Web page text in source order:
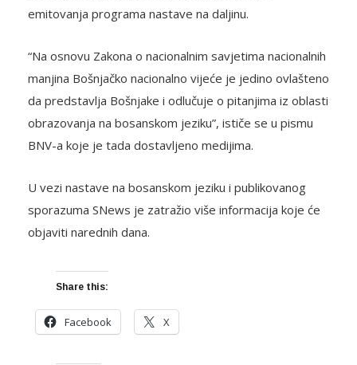
emitovanja programa nastave na daljinu.
“Na osnovu Zakona o nacionalnim savjetima nacionalnih
manjina Bošnjačko nacionalno vijeće je jedino ovlašteno
da predstavlja Bošnjake i odlučuje o pitanjima iz oblasti
obrazovanja na bosanskom jeziku”, ističe se u pismu
BNV-a koje je tada dostavljeno medijima.
U vezi nastave na bosanskom jeziku i publikovanog
sporazuma SNews je zatražio više informacija koje će
objaviti narednih dana.
Share this:
Facebook X